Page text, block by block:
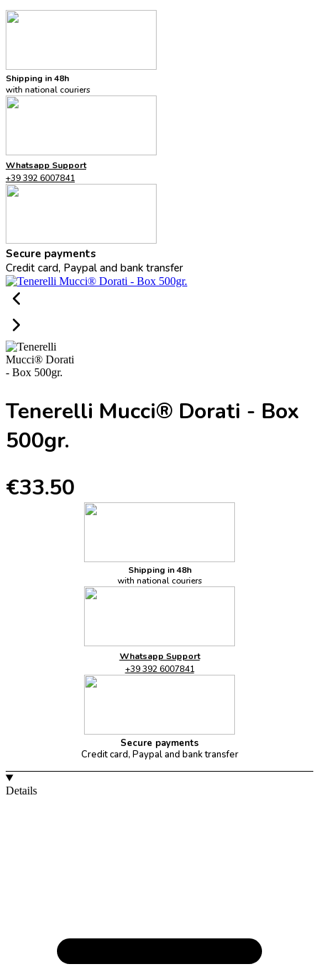
Shipping in 48h
with national couriers
Whatsapp Support
+39 392 6007841
Secure payments
Credit card, Paypal and bank transfer
Tenerelli Mucci® Dorati - Box
500gr.
€33.50
Shipping in 48h
with national couriers
Whatsapp Support
+39 392 6007841
Secure payments
Credit card, Paypal and bank transfer
Details